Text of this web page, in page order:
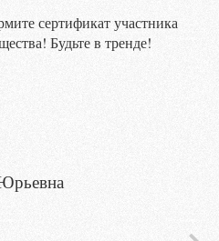
сертификат участника
Будьте в тренде!
г.